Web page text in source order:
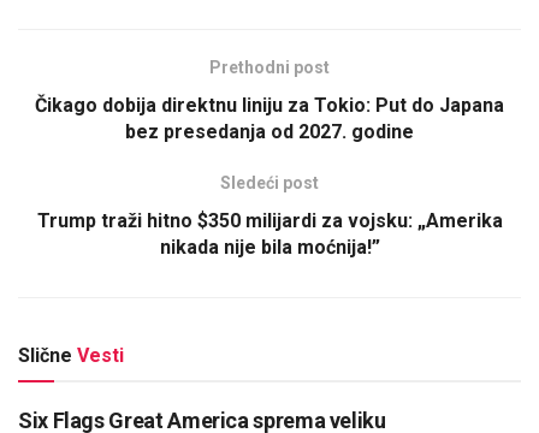
Prethodni post
Čikago dobija direktnu liniju za Tokio: Put do Japana
bez presedanja od 2027. godine
Sledeći post
Trump traži hitno $350 milijardi za vojsku: „Amerika
nikada nije bila moćnija!”
Slične Vesti
Six Flags Great America sprema veliku